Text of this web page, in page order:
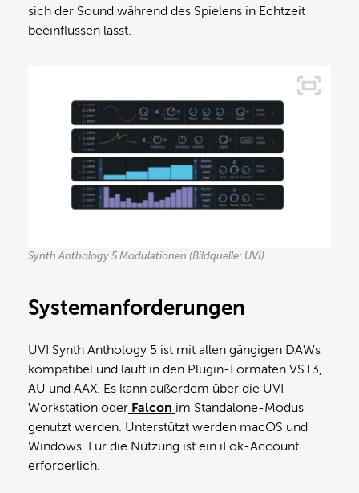
sich der Sound während des Spielens in Echtzeit
beeinflussen lässt.
Synth Anthology 5 Modulationen (Bildquelle: UVI)
Systemanforderungen
UVI Synth Anthology 5 ist mit allen gängigen DAWs
kompatibel und läuft in den Plugin-Formaten VST3,
AU und AAX. Es kann außerdem über die UVI
Workstation oder Falcon im Standalone-Modus
genutzt werden. Unterstützt werden macOS und
Windows. Für die Nutzung ist ein iLok-Account
erforderlich.